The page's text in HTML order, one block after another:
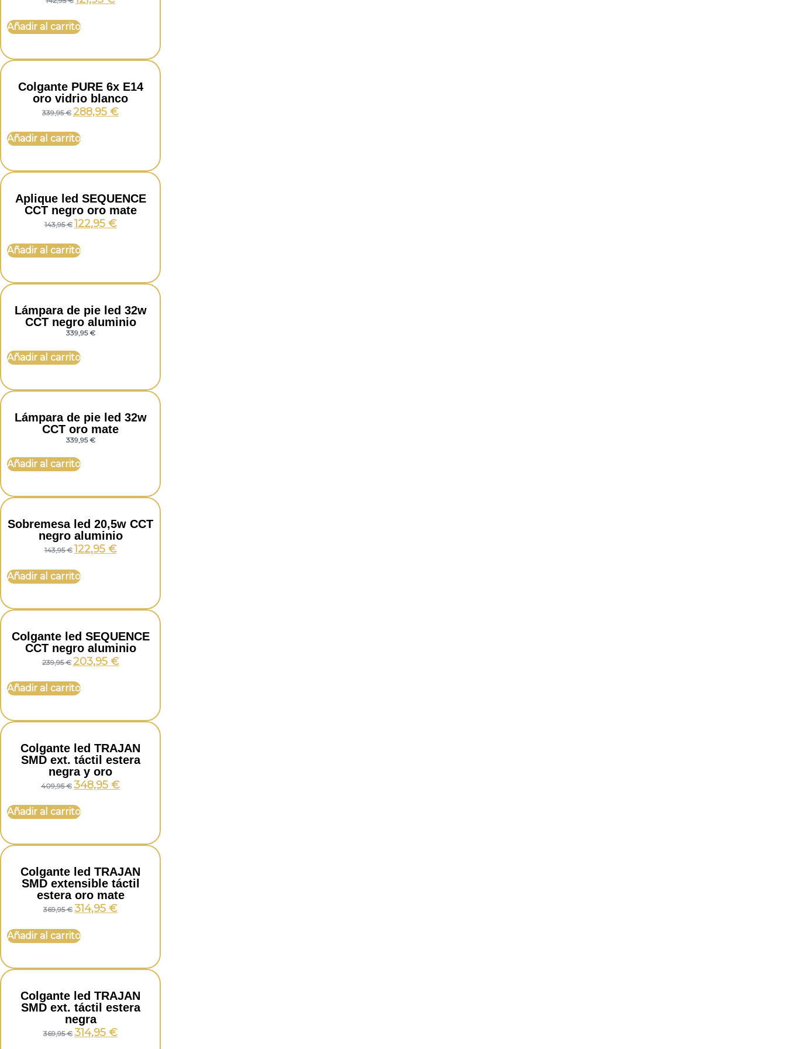
Añadir al carrito
Colgante PURE 6x E14
oro vidrio blanco
339,95€ 288,95 €
Añadir al carrito
Aplique led SEQUENCE
CCT negro oro mate
143,95€ 122,95 €
Añadir al carrito
Lámpara de pie led 32w
CCT negro aluminio
339,95€
Añadir al carrito
Lámpara de pie led 32w
CCT oro mate
339,95€
Añadir al carrito
Sobremesa led 20,5w CCT
negro aluminio
143,95€ 122,95 €
Añadir al carrito
Colgante led SEQUENCE
CCT negro aluminio
239,95€ 203,95 €
Añadir al carrito
Colgante led TRAJAN
SMD ext. táctil estera
negra y oro
409,95€ 348,95 €
Añadir al carrito
Colgante led TRAJAN
SMD extensible táctil
estera oro mate
369,95€ 314,95 €
Añadir al carrito
Colgante led TRAJAN
SMD ext. táctil estera
negra
369,95€ 314,95 €